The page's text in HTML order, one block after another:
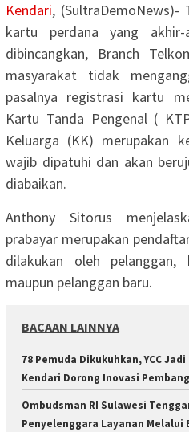
Kendari,
kartu perdana yang
dibincangkan, Branch
masyarakat tidak
pasalnya registrasi kartu
Kartu Tanda Pengenal (
Keluarga (KK) merupakan
wajib dipatuhi dan akan
diabaikan.
Anthony Sitorus
prabayar merupakan
dilakukan oleh
maupun pelanggan baru.
BACAAN LAINNYA
78 Pemuda Dikukuhkan, YCC
Kendari Dorong Inovasi
Ombudsman RI Sulawesi
Penyelenggara Layanan Melalui